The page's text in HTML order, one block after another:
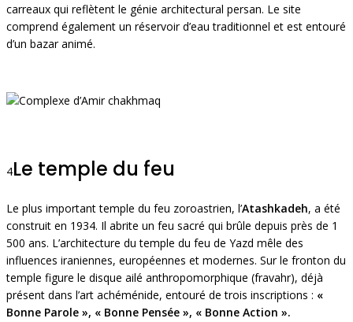
carreaux qui reflètent le génie architectural persan. Le site
comprend également un réservoir d’eau traditionnel et est entouré
d’un bazar animé.
4Le temple du feu
Le plus important temple du feu zoroastrien, l’Atashkadeh, a été
construit en 1934. Il abrite un feu sacré qui brûle depuis près de 1
500 ans. L’architecture du temple du feu de Yazd mêle des
influences iraniennes, européennes et modernes. Sur le fronton du
temple figure le disque ailé anthropomorphique (fravahr), déjà
présent dans l’art achéménide, entouré de trois inscriptions : «
Bonne Parole », « Bonne Pensée », « Bonne Action ».